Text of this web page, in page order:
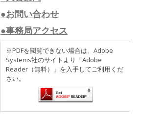
●お問い合わせ
●事務局アクセス
※PDFを閲覧できない場合は、Adobe
Systems社のサイトより「Adobe
Reader（無料）」を入手してご利用くだ
さい。